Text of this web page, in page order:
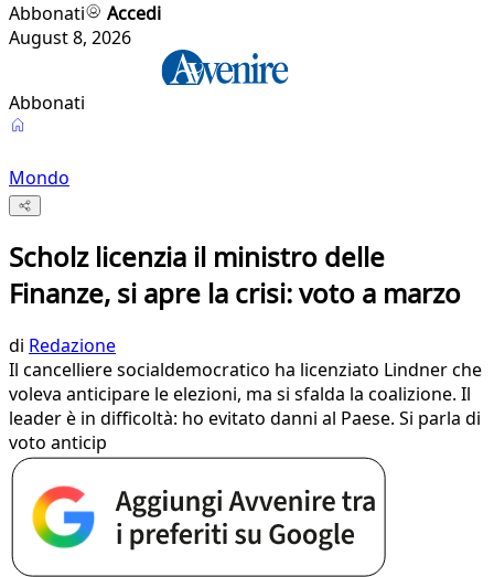
Abbonati
Accedi
August 8, 2026
Abbonati
Mondo
Scholz licenzia il ministro delle
Finanze, si apre la crisi: voto a marzo
di Redazione
Il cancelliere socialdemocratico ha licenziato Lindner che
voleva anticipare le elezioni, ma si sfalda la coalizione. Il
leader è in difficoltà: ho evitato danni al Paese. Si parla di
voto anticip